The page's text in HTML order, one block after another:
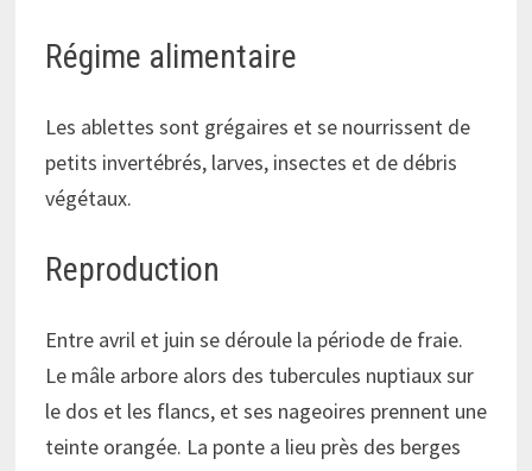
Régime alimentaire
Les ablettes sont grégaires et se nourrissent de
petits invertébrés, larves, insectes et de débris
végétaux.
Reproduction
Entre avril et juin se déroule la période de fraie.
Le mâle arbore alors des tubercules nuptiaux sur
le dos et les flancs, et ses nageoires prennent une
teinte orangée. La ponte a lieu près des berges